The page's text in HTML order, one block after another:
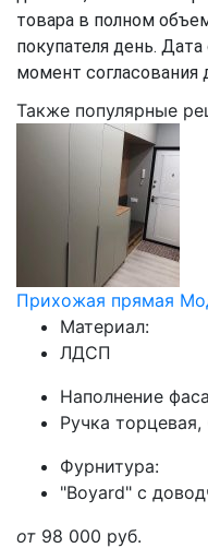
товара в полном
покупателя день.
момент согласования
Также популярные
Прихожая прямая
Материал:
ЛДСП
Наполнение
Ручка
Фурнитура:
"Boyard" с
от 98 000 руб.